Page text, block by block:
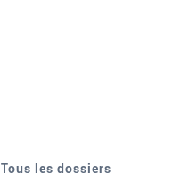
Tous les dossiers